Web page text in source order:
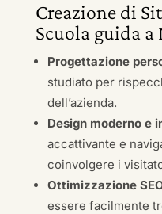
Creazione di
Scuola guida a
Progettazione
studiato per
dell’azienda.
Design moderno e
accattivante e
coinvolgere i
Ottimizzazione
essere facilmente